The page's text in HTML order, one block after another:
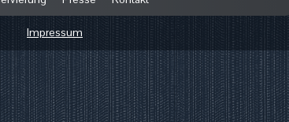
Impressum